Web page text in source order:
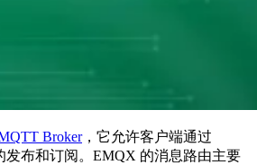
Broker，它允许客户端通过
发布和订阅。EMQX 的消息路由主要